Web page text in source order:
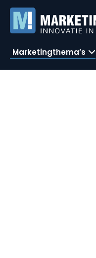
Marketingthema’s